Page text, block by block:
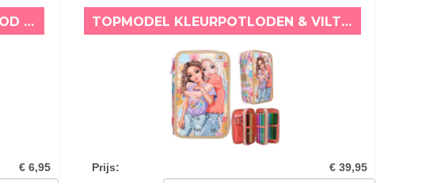
TOPMODEL STICKERWERELD GOOD VIBES
€ 6,95
TOPMODEL KLEURPOTLODEN & VILTSTIFTEN ETUI GIRL POWER FERGIE & JILL
Prijs: € 39,95